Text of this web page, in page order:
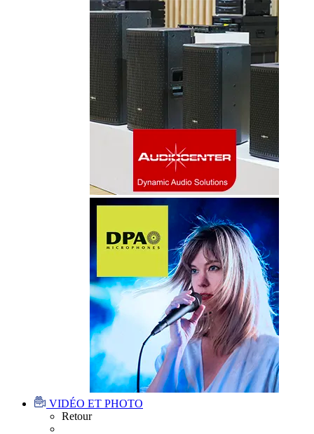
VIDÉO ET PHOTO
Retour